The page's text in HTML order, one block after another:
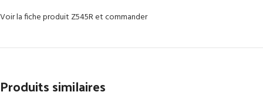
Voir la fiche produit Z545R et commander
Produits similaires